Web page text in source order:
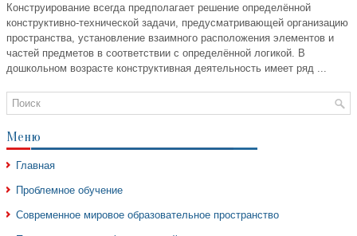
Конструирование всегда предполагает решение определённой
конструктивно-технической задачи, предусматривающей организацию
пространства, установление взаимного расположения элементов и
частей предметов в соответствии с определённой логикой. В
дошкольном возрасте конструктивная деятельность имеет ряд ...
Меню
Главная
Проблемное обучение
Современное мировое образовательное пространство